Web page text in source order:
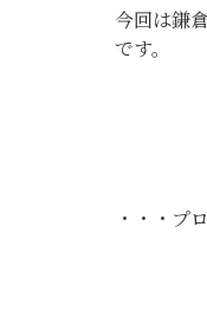
今回は鎌
です。
・・・プ